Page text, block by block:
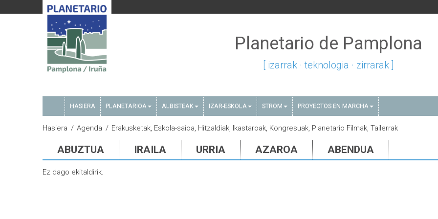
Planetario de Pamplona
[ izarrak · teknologia · zirrarak ]
HASIERA PLANETARIOA ALBISTEAK IZAR-ESKOLA STROM PROYECTOS EN MARCHA
Hasiera Agenda Erakusketak, Eskola-saioa, Hitzaldiak, Ikastaroak, Kongresuak, Planetario Filmak, Tailerrak
ABUZTUA IRAILA URRIA AZAROA ABENDUA
Ez dago ekitaldirik.